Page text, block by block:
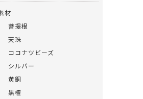
材
菩提根
天珠
ココナツビーズ
シルバー
黄銅
黒檀